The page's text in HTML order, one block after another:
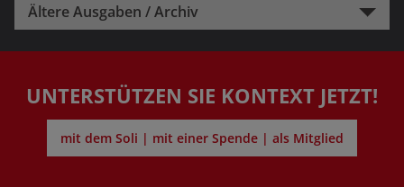
Ältere Ausgaben / Archiv
UNTERSTÜTZEN SIE KONTEXT JETZT!
mit dem Soli | mit einer Spende | als Mitglied